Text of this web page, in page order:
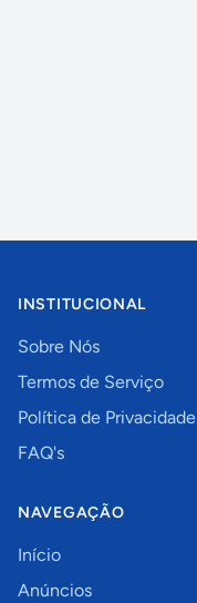
INSTITUCIONAL
Sobre Nós
Termos de Serviço
Política de Privacidade
FAQ's
NAVEGAÇÃO
Início
Anúncios